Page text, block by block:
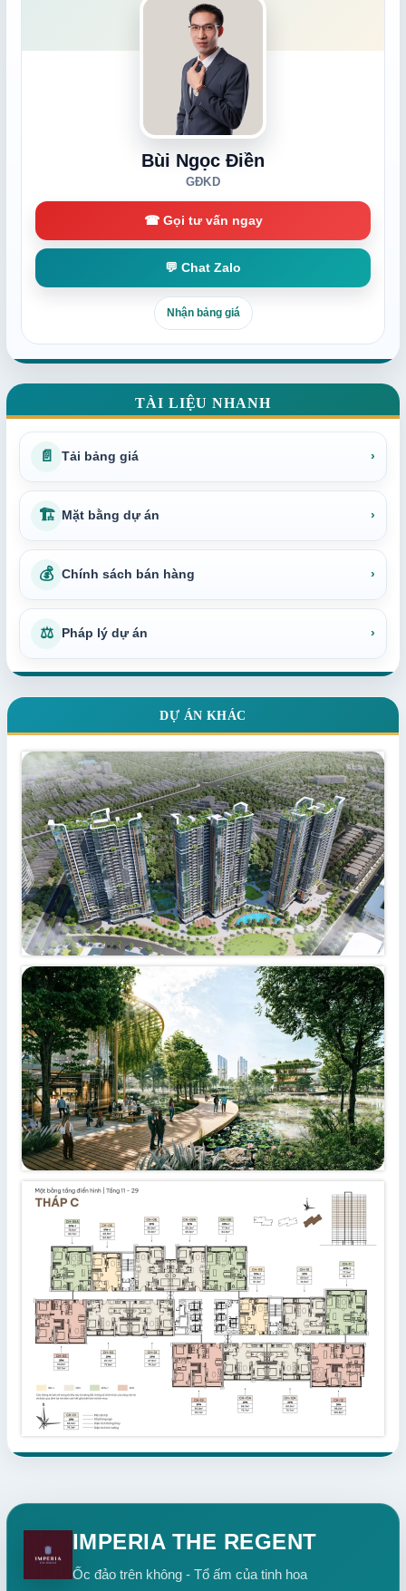
Bùi Ngọc Điền
GĐKD
☎ Gọi tư vấn ngay
💬 Chat Zalo
Nhận bảng giá
TÀI LIỆU NHANH
📄 Tải bảng giá ›
🏗 Mặt bằng dự án ›
💰 Chính sách bán hàng ›
⚖ Pháp lý dự án ›
DỰ ÁN KHÁC
IMPERIA THE REGENT
Ốc đảo trên không - Tổ ấm của tinh hoa